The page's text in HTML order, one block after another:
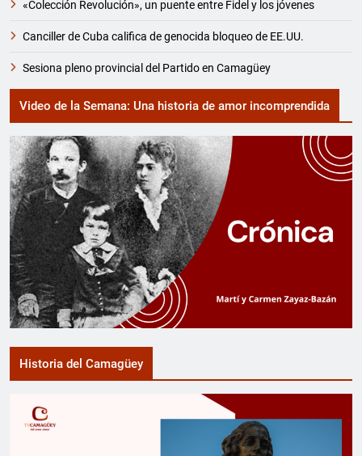
«Colección Revolución», un puente entre Fidel y los jóvenes
Canciller de Cuba califica de genocida bloqueo de EE.UU.
Sesiona pleno provincial del Partido en Camagüey
Video de la Semana: Una historia de amor incomprendida
Historia del Camagüey